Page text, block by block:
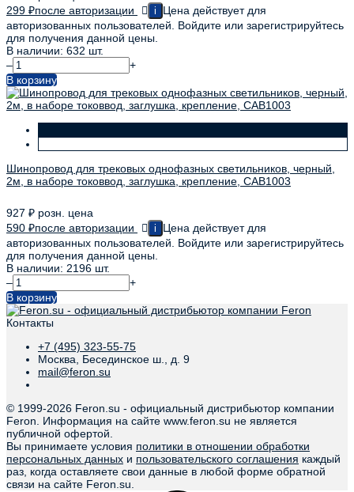
299 ₽после авторизации i
Цена действует для
авторизованных пользователей. Войдите или зарегистрируйтесь
для получения данной цены.
В наличии: 632 шт.
–
+
В корзину
Шинопровод для трековых однофазных светильников, черный,
2м, в наборе токоввод, заглушка, крепление, CAB1003
927 ₽ розн. цена
590 ₽после авторизации i
Цена действует для
авторизованных пользователей. Войдите или зарегистрируйтесь
для получения данной цены.
В наличии: 2196 шт.
–
+
В корзину
Контакты
+7 (495) 323-55-75
Москва, Бесединское ш., д. 9
mail@feron.su
© 1999-2026 Feron.su - официальный дистрибьютор компании
Feron. Информация на сайте www.feron.su не является
публичной офертой.
Вы принимаете условия политики в отношении обработки
персональных данных и пользовательского соглашения каждый
раз, когда оставляете свои данные в любой форме обратной
связи на сайте Feron.su.